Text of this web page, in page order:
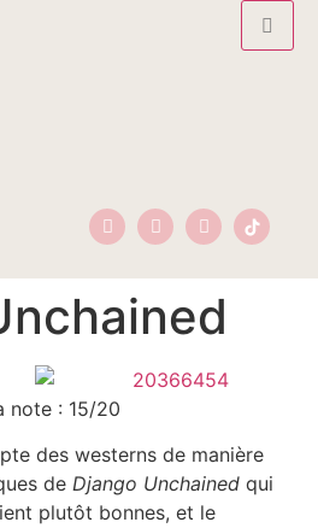
note : 15/20
des westerns de manière
de Django Unchained qui
plutôt bonnes, et le